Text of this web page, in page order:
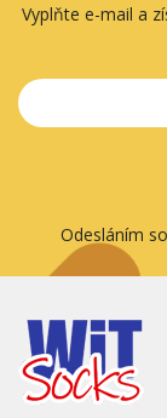
Vyplňte e-mail a
Odesláním